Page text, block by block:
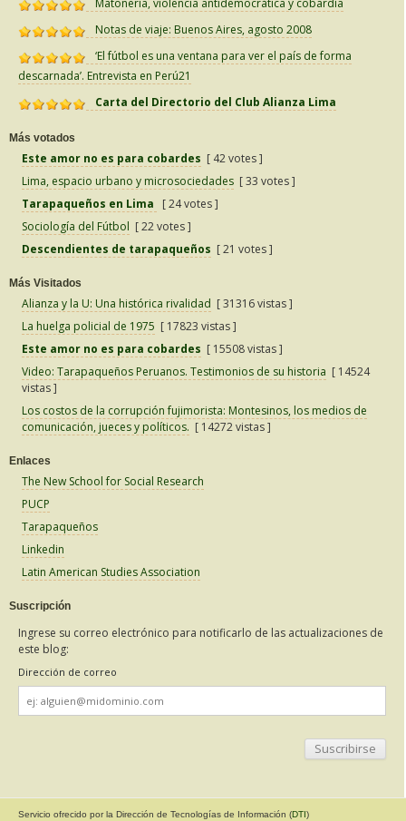
Matonería, violencia antidemocrática y cobardía
Notas de viaje: Buenos Aires, agosto 2008
‘El fútbol es una ventana para ver el país de forma
descarnada’. Entrevista en Perú21
Carta del Directorio del Club Alianza Lima
Más votados
Este amor no es para cobardes [ 42 votes ]
Lima, espacio urbano y microsociedades [ 33 votes ]
Tarapaqueños en Lima
[ 24 votes ]
Sociología del Fútbol [ 22 votes ]
Descendientes de tarapaqueños [ 21 votes ]
Más Visitados
Alianza y la U: Una histórica rivalidad [ 31316 vistas ]
La huelga policial de 1975 [ 17823 vistas ]
Este amor no es para cobardes [ 15508 vistas ]
Video: Tarapaqueños Peruanos. Testimonios de su historia [ 14524
vistas ]
Los costos de la corrupción fujimorista: Montesinos, los medios de
comunicación, jueces y políticos. [ 14272 vistas ]
Enlaces
The New School for Social Research
PUCP
Tarapaqueños
Linkedin
Latin American Studies Association
Suscripción
Ingrese su correo electrónico para notificarlo de las actualizaciones de
este blog:
Dirección de correo
Dirección
de
correo
Servicio ofrecido por la Dirección de Tecnologías de Información (DTI)